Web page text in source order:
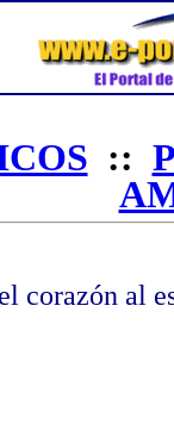
::
corazón al